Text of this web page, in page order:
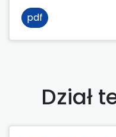
pdf
Dział